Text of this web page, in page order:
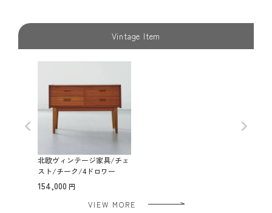
Vintage Item
北欧ヴィンテージ家具/チェ
スト/チーク/4ドロワー
154,000
VIEW MORE